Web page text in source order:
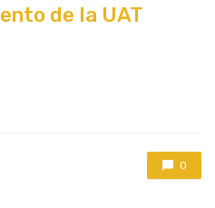
de la UAT
0